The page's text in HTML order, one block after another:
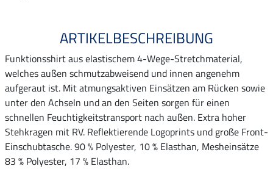
ARTIKELBESCHREIBUNG
Funktionsshirt aus elastischem 4-Wege-Stretchmaterial,
welches außen schmutzabweisend und innen angenehm
aufgeraut ist. Mit atmungsaktiven Einsätzen am Rücken sowie
unter den Achseln und an den Seiten sorgen für einen
schnellen Feuchtigkeitstransport nach außen. Extra hoher
Stehkragen mit RV. Reflektierende Logoprints und große Front-
Einschubtasche. 90 % Polyester, 10 % Elasthan, Mesheinsätze
83 % Polyester, 17 % Elasthan.